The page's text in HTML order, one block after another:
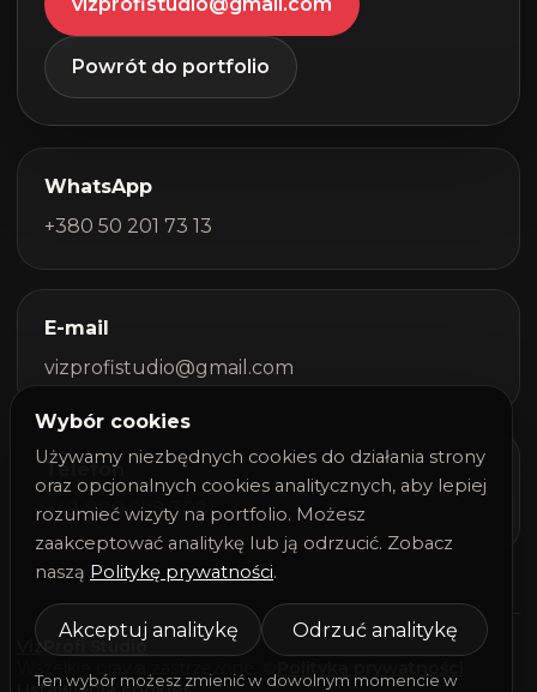
Powrót do portfolio
WhatsApp
+380 50 201 73 13
E-mail
vizprofistudio@gmail.com
Telefon
+48 880 628 308
VizProfi Studio
Wybór cookies
Używamy niezbędnych cookies do działania strony
oraz opcjonalnych cookies analitycznych, aby lepiej
rozumieć wizyty na portfolio. Możesz
zaakceptować analitykę lub ją odrzucić. Zobacz
naszą Politykę prywatności.
Akceptuj analitykę Odrzuć analitykę
Ten wybór możesz zmienić w dowolnym momencie w